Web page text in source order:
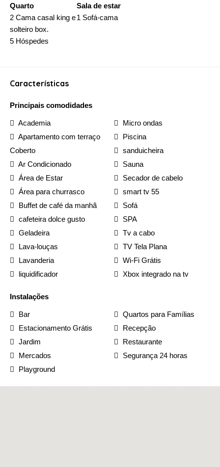
Quarto
2 Cama casal king e
solteiro box.
5 Hóspedes
Sala de estar
1 Sofá-cama
Características
Principais comodidades
Academia
Apartamento com terraço
Coberto
Ar Condicionado
Área de Estar
Área para churrasco
Buffet de café da manhã
cafeteira dolce gusto
Geladeira
Lava-louças
Lavanderia
liquidificador
Micro ondas
Piscina
sanduicheira
Sauna
Secador de cabelo
smart tv 55
Sofá
SPA
Tv a cabo
TV Tela Plana
Wi-Fi Grátis
Xbox integrado na tv
Instalações
Bar
Estacionamento Grátis
Jardim
Mercados
Playground
Quartos para Famílias
Recepção
Restaurante
Segurança 24 horas